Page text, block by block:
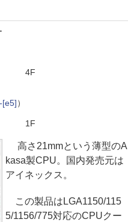
4F
[e5]）
1F
高さ21mmという薄型のA
kasa製CPU。国内発売元は
アイネックス。
この製品はLGA1150/115
5/1156/775対応のCPUクー